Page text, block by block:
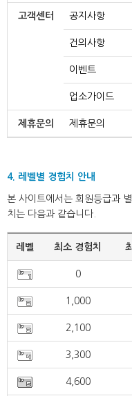
고객센터 공지사항
건의사항
이벤트
업소가이드
제휴문의 제휴문의
4. 레벨별 경험치 안내
본 사이트에서는 회원등급과
치는 다음과 같습니다.
레벨 최소 경험치
0
1,000
2,100
3,300
4,600